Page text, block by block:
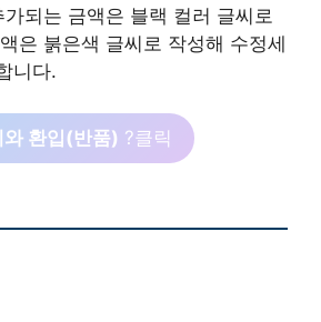
되는 금액은 블랙 컬러 글씨로
은 붉은색 글씨로 작성해 수정세
니다.
환입(반품) ?클릭